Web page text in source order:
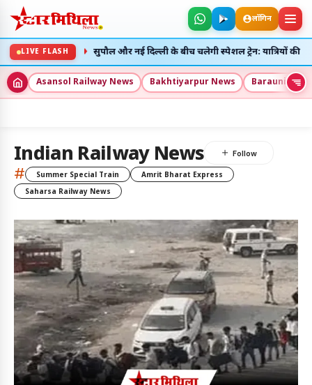
Asansol Railway News Bakhtiyarpur News Barauni News
लॉगिन
LIVE FLASH
रद्द ♦ सुपौल और नई दिल्ली के बीच चलेगी स्पेशल ट्रेन: यात्रियों की
उदय: --:--
अस्त: --:--
Indian Railway News
# Summer Special Train
Amrit Bharat Express
Saharsa Railway News